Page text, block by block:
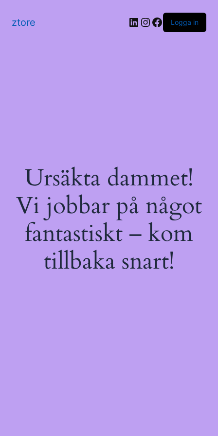
ztore LinkedIn
Instagram
Facebook
Logga in
Ursäkta dammet!
Vi jobbar på något
fantastiskt – kom
tillbaka snart!